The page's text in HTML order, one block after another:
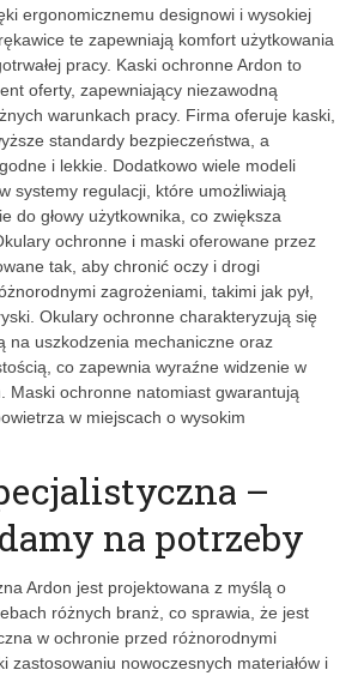
ergonomicznemu designowi i wysokiej
te zapewniają komfort użytkowania
pracy. Kaski ochronne Ardon to
oferty, zapewniający niezawodną
warunkach pracy. Firma oferuje kaski,
standardy bezpieczeństwa, a
i lekkie. Dodatkowo wiele modeli
systemy regulacji, które umożliwiają
do głowy użytkownika, co zwiększa
ochronne i maski oferowane przez
tak, aby chronić oczy i drogi
zagrożeniami, takimi jak pył,
Okulary ochronne charakteryzują się
na uszkodzenia mechaniczne oraz
co zapewnia wyraźne widzenie w
Maski ochronne natomiast gwarantują
w miejscach o wysokim
–
na potrzeby
Ardon jest projektowana z myślą o
różnych branż, co sprawia, że jest
w ochronie przed różnorodnymi
zastosowaniu nowoczesnych materiałów i